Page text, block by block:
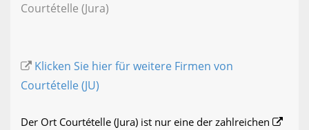
Courtételle (Jura)
Klicken Sie hier für weitere Firmen von
Courtételle (JU)
Der Ort Courtételle (Jura) ist nur eine der zahlreichen